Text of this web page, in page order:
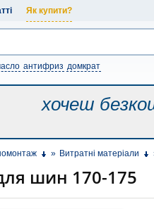
Як купити?
антифриз домкрат
хочеш
» Витратні матеріали
шин 170-175